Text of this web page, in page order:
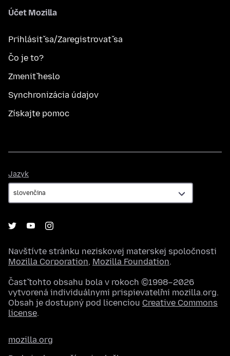
Účet Mozilla
Prihlásiť sa/Zaregistrovať sa
Čo je to?
Zmeniť heslo
Synchronizácia údajov
Získajte pomoc
Jazyk
Navštívte stránku neziskovej materskej spoločnosti
Mozilla Corporation, Mozilla Foundation.
Časť tohto obsahu bola v rokoch ©1998–2026
vytvorená individuálnymi prispievateľmi mozilla.org.
Obsah je dostupný pod licenciou Creative Commons
license.
mozilla.org